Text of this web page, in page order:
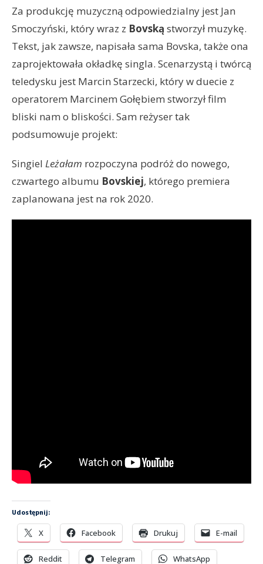
dźwiękowych
Za produkcję muzyczną odpowiedzialny jest Jan
Smoczyński, który wraz z Bovską stworzył muzykę.
Tekst, jak zawsze, napisała sama Bovska, także ona
zaprojektowała okładkę singla. Scenarzystą i twórcą
teledysku jest Marcin Starzecki, który w duecie z
operatorem Marcinem Gołębiem stworzył film
bliski nam o bliskości. Sam reżyser tak
podsumowuje projekt:
Singiel Leżałam rozpoczyna podróż do nowego,
czwartego albumu Bovskiej, którego premiera
zaplanowana jest na rok 2020.
Udostępnij:
X Facebook Drukuj E-mail
Reddit Telegram WhatsApp